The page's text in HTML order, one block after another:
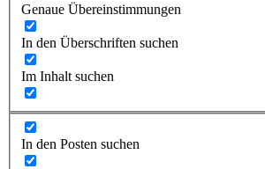
Genaue Übereinstimmungen
In den Überschriften suchen
Im Inhalt suchen
In den Posten suchen